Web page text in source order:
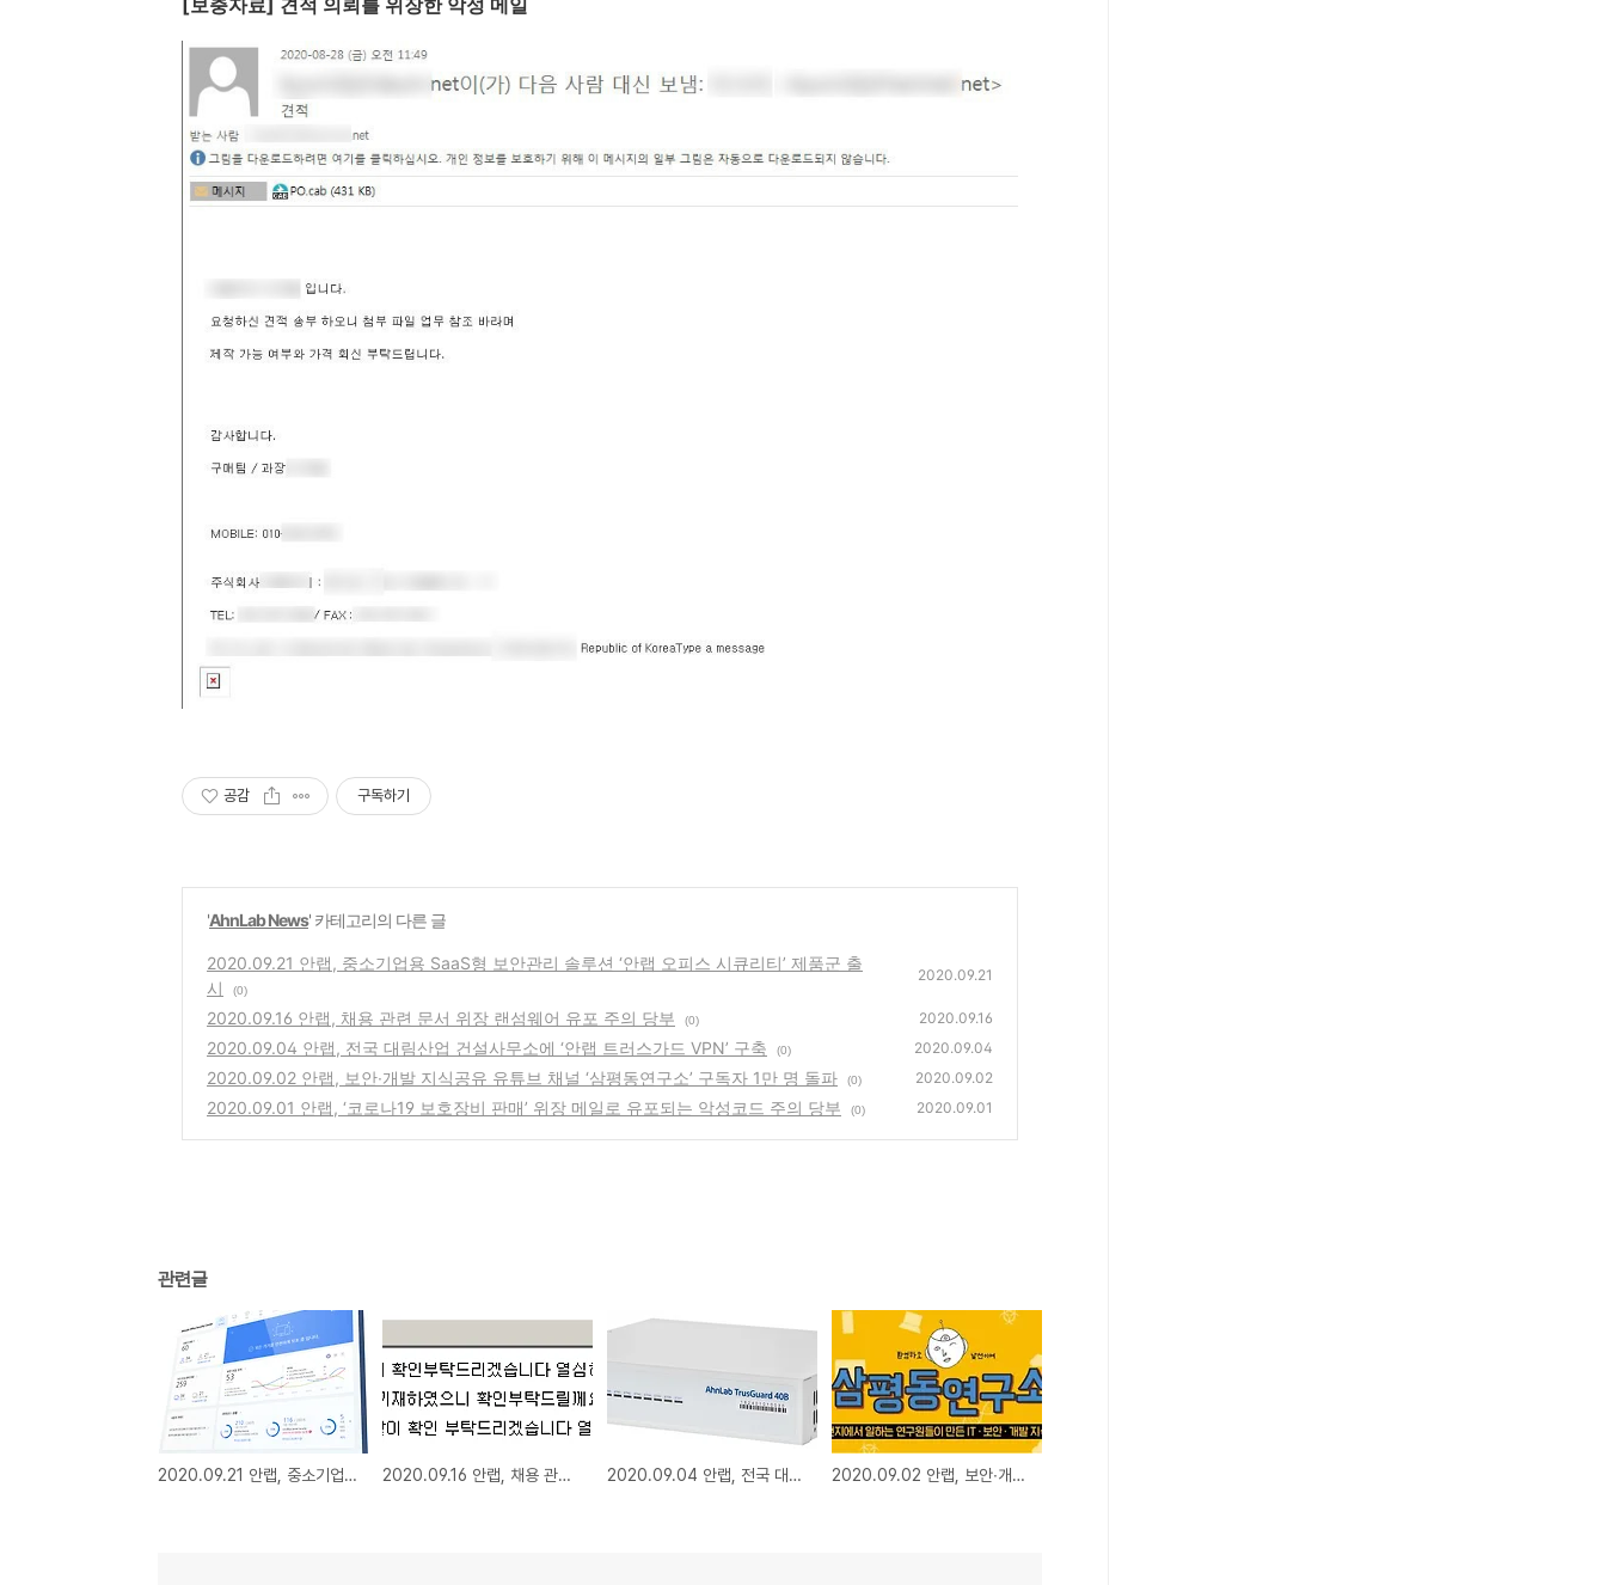
[보충자료] 견적 의뢰를 위장한 악성 메일
공감 구독하기
'AhnLab News' 카테고리의 다른 글
2020.09.21 안랩, 중소기업용 SaaS형 보안관리 솔루션 ‘안랩 오피스 시큐리티’ 제품군 출
시
(0)
2020.09.21
2020.09.16 안랩, 채용 관련 문서 위장 랜섬웨어 유포 주의 당부 (0) 2020.09.16
2020.09.04 안랩, 전국 대림산업 건설사무소에 ‘안랩 트러스가드 VPN’ 구축 (0) 2020.09.04
2020.09.02 안랩, 보안∙개발 지식공유 유튜브 채널 ‘삼평동연구소’ 구독자 1만 명 돌파 (0) 2020.09.02
2020.09.01 안랩, ‘코로나19 보호장비 판매’ 위장 메일로 유포되는 악성코드 주의 당부 (0) 2020.09.01
관련글
2020.09.21 안랩, 중소기업용 SaaS형 보안관리 솔루션 ‘안랩 오피스 시큐리티’ 제품군 출시 2020.09.16 안랩, 채용 관련 문서 위장 랜섬웨어 유포 주의 당부 2020.09.04 안랩, 전국 대림산업 건설사무소에 ‘안랩 트러스가드 VPN’ 구축 2020.09.02 안랩, 보안∙개발 지식공유 유튜브 채널 ‘삼평동연구소’ 구독자 1만 명 돌파